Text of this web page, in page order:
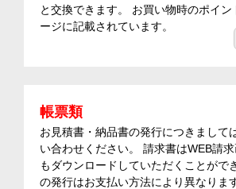
と交換できます。 お買い物時のポイ
ージに記載されています。
帳票類
お見積書・納品書の発行につきまして
い合わせください。 請求書はWEB請
もダウンロードしていただくことがで
の発行はお支払い方法により異なります